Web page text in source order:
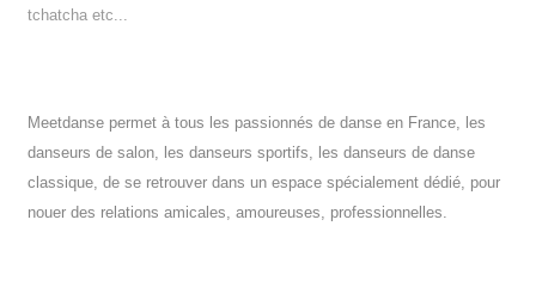
tchatcha etc...
Meetdanse permet à tous les passionnés de danse en France, les
danseurs de salon, les danseurs sportifs, les danseurs de danse
classique, de se retrouver dans un espace spécialement dédié, pour
nouer des relations amicales, amoureuses, professionnelles.